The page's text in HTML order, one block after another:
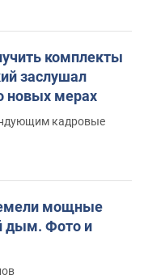
комплекты
заслушал
новых мерах
кадровые
мощные
дым. Фото и